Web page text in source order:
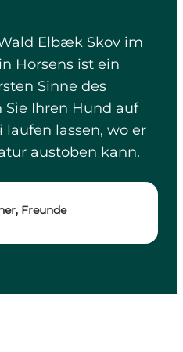
Elbæk Skov im
Horsens ist ein
Sinne des
Sie Ihren Hund auf
lassen, wo er
austoben kann.
Freunde